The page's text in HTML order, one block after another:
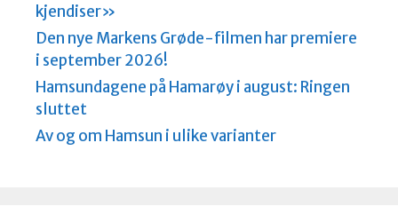
kjendiser»
Den nye Markens Grøde-filmen har premiere
i september 2026!
Hamsundagene på Hamarøy i august: Ringen
sluttet
Av og om Hamsun i ulike varianter